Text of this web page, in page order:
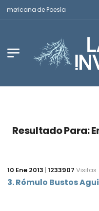
de Poesía
Resultado Para:
10 Ene 2013 | 1233907 Visitas
3. Rómulo Bustos